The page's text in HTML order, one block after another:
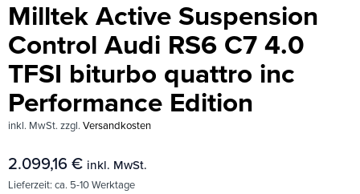
Milltek Active Suspension
Control Audi RS6 C7 4.0
TFSI biturbo quattro inc
Performance Edition
inkl. MwSt. zzgl. Versandkosten
2.099,16 € inkl. MwSt.
Lieferzeit: ca. 5-10 Werktage